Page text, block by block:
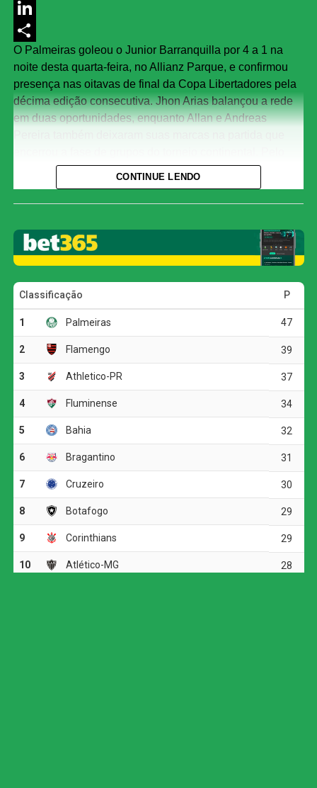
Messenger
LinkedIn
Share
O Palmeiras goleou o Junior Barranquilla por 4 a 1 na
noite desta quarta-feira, no Allianz Parque, e confirmou
presença nas oitavas de final da Copa Libertadores pela
décima edição consecutiva. Jhon Arias balançou a rede
em duas oportunidades, enquanto Allan e Andreas
lado colombiano, Luis Muriel fez o único gol.
segunda posição do Grupo F, atrás somente do Cerro
Porteño, que derrotou o Sporting Cristal e chegou aos 13
pontos. Esta é a primeira vez que o Verdão avança para o
mata-mata como vice-líder de grupo desde a chegada do
treinador português ao clube. O Junior Barranquilla deu
adeus à Libertadores e sequer garantiu vaga nos playoffs
da Copa Sul-Americana.
O jogo
A partida começou com um susto para os donos da casa
já no primeiro minuto, quando Rivas finalizou com perigo
por cima da meta defendida por Carlos Miguel. O Verdão,
contudo, não demorou a impor seu ritmo e inaugurou o
Flaco López pelo lado esquerdo do ataque, o argentino
levou a melhor sobre a defesa adversária e rolou para
Jhon Arias, que completou de frente para o gol.
Mesmo em vantagem, o Palmeiras seguiu pressionando.
Arias e Andreas Pereira tiveram boas chances de ampliar,
CONTINUE LENDO